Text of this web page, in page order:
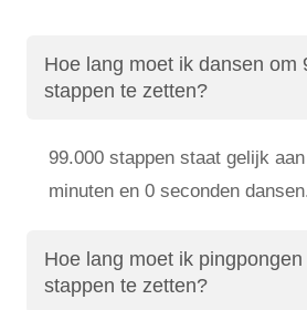
Hoe lang moet ik dansen om
stappen te zetten?
99.000 stappen staat gelijk
minuten en 0 seconden
Hoe lang moet ik
stappen te zetten?